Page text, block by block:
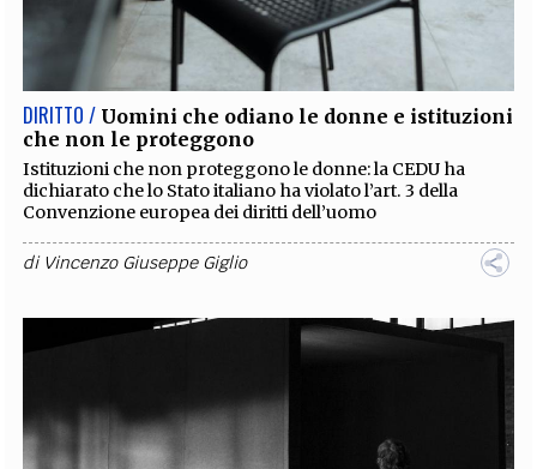
DIRITTO / Uomini che odiano le donne e istituzioni
che non le proteggono
Istituzioni che non proteggono le donne: la CEDU ha
dichiarato che lo Stato italiano ha violato l’art. 3 della
Convenzione europea dei diritti dell’uomo
di Vincenzo Giuseppe Giglio